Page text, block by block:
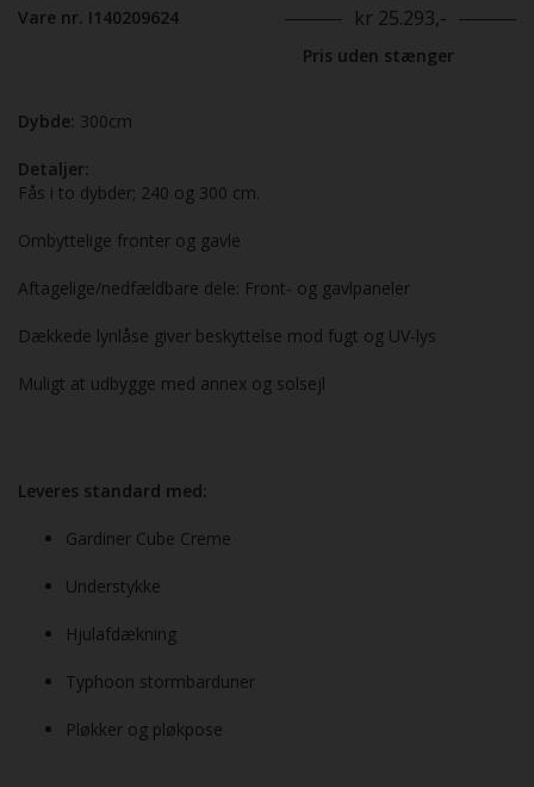
Vare nr. I140209624 kr 25.293,-
Pris uden stænger
Dybde: 300cm
Detaljer:
Fås i to dybder; 240 og 300 cm.
Ombyttelige fronter og gavle
Aftagelige/nedfældbare dele: Front- og gavlpaneler
Dækkede lynlåse giver beskyttelse mod fugt og UV-lys
Muligt at udbygge med annex og solsejl
Leveres standard med:
Gardiner Cube Creme
Understykke
Hjulafdækning
Typhoon stormbarduner
Pløkker og pløkpose